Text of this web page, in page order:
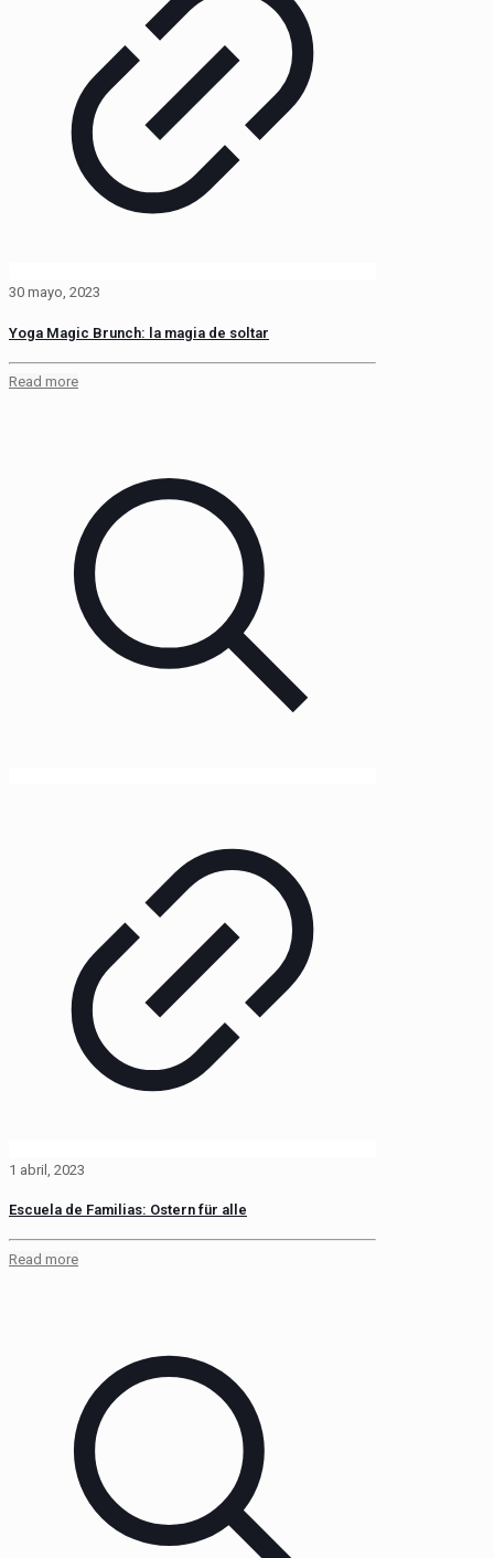
30 mayo, 2023
Yoga Magic Brunch: la magia de soltar
Read more
1 abril, 2023
Escuela de Familias: Ostern für alle
Read more